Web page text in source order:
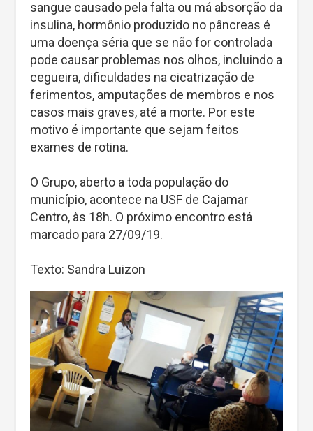
sangue causado pela falta ou má absorção da
insulina, hormônio produzido no pâncreas é
uma doença séria que se não for controlada
pode causar problemas nos olhos, incluindo a
cegueira, dificuldades na cicatrização de
ferimentos, amputações de membros e nos
casos mais graves, até a morte. Por este
motivo é importante que sejam feitos
exames de rotina.
O Grupo, aberto a toda população do
município, acontece na USF de Cajamar
Centro, às 18h. O próximo encontro está
marcado para 27/09/19.
Texto: Sandra Luizon